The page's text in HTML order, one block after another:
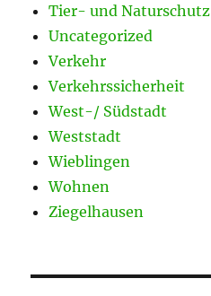
Tier- und Naturschutz
Uncategorized
Verkehr
Verkehrssicherheit
West-/ Südstadt
Weststadt
Wieblingen
Wohnen
Ziegelhausen